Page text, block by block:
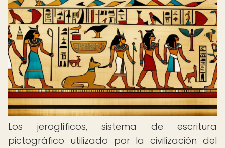
Los jeroglíficos, sistema de escritura
pictográfico utilizado por la civilización del